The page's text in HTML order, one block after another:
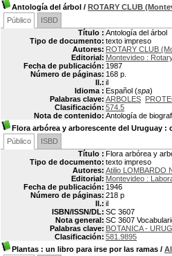
Antología del árbol / ROTARY CLUB
Público
ISBD
Título : Antología del árbol
Tipo de documento: texto impreso
Autores: ROTARY CLUB
Editorial: Montevideo :
Fecha de publicación: 1987
Número de páginas: 168 p.
Il.: il
Idioma : Español (spa)
Palabras clave: ARBOLES
Clasificación: 574.5
Nota de contenido: Antología de
Flora arbórea y arborescente del Uruguay :
Público
ISBD
Título : Flora arbórea y
Tipo de documento: texto impreso
Autores: Atilio LOMBARDO
Editorial: Montevideo :
Fecha de publicación: 1946
Número de páginas: 218 p
Il.: il
ISBN/ISSN/DL: SC 3607
Nota general: SC 3607
Palabras clave: BOTANICA -
Clasificación: 581.9895
Plantas : un libro para irse por las ramas /